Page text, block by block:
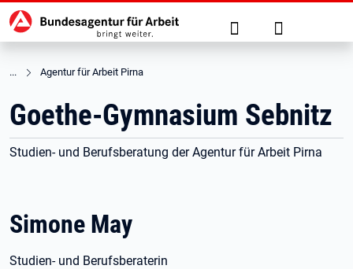
zu den Hauptinhalten springen
Hauptnavigation Suche Anmelden
Agentur für Arbeit Pirna
Goethe-Gymnasium Sebnitz
Studien- und Berufsberatung der Agentur für Arbeit Pirna
Simone May
Studien- und Berufsberaterin